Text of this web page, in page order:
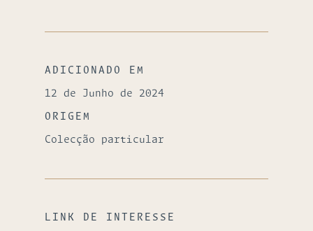
ADICIONADO EM
12 de Junho de 2024
ORIGEM
Colecção particular
LINK DE INTERESSE